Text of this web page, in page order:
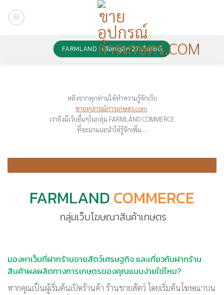
FARMLAND : เลือกดูอีก 27 เว็บไซต์
หลังจากทุกท่านได้ทำความรู้จักเว็บ
ขายอุปกรณ์การเกษตร.com
เรายังมีเว็บอื่นๆในกลุ่ม FARMLAND COMMERCE
ที่จะมาแนะนำให้รู้จักเพิ่ม….
FARMLANDCOMMERCE
กลุ่มเว็บโฆษณาสินค้าเกษตร
มองหาเว็บที่ฝากร้านขายสัตว์เศรษฐกิจ และเกี่ยวกับฝากร้าน
สินค้าผลผลิตทางการเกษตรของคุณแบบง่ายใช่ไหม?
หากคุณเป็นผู้เริ่มต้นเปิดร้านค้า ร้านขายสัตว์ โดยเริ่มต้นโฆษณาบน